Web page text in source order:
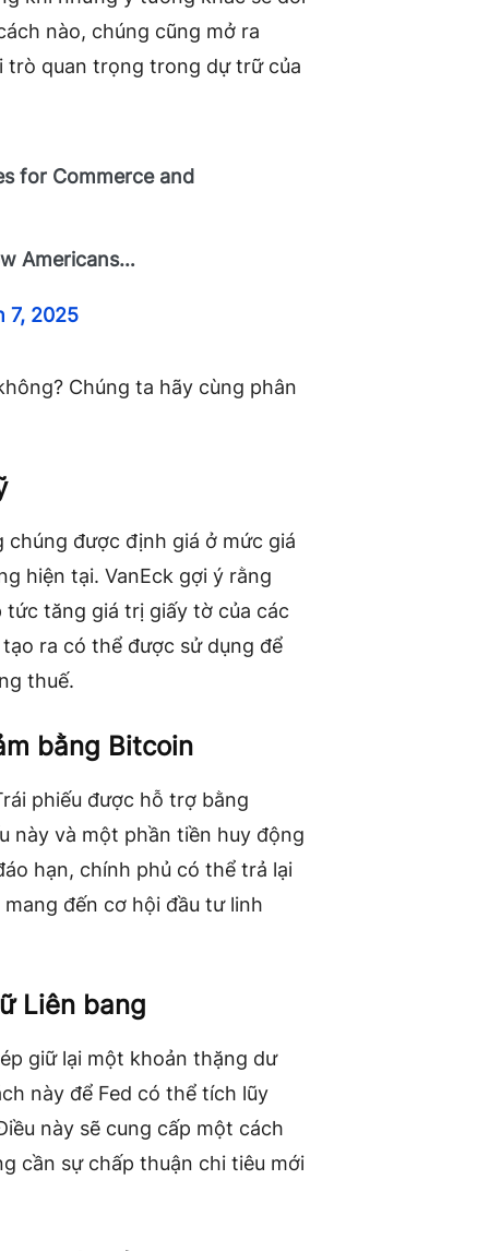
nào, chúng cũng mở ra
trò quan trọng trong dự trữ của
for Commerce and
Americans…
7, 2025
Chúng ta hãy cùng phân
được định giá ở mức giá
hiện tại. VanEck gợi ý rằng
tức tăng giá trị giấy tờ của các
ra có thể được sử dụng để
thuế.
bằng Bitcoin
phiếu được hỗ trợ bằng
này và một phần tiền huy động
hạn, chính phủ có thể trả lại
đến cơ hội đầu tư linh
Liên bang
giữ lại một khoản thặng dư
này để Fed có thể tích lũy
này sẽ cung cấp một cách
cần sự chấp thuận chi tiêu mới